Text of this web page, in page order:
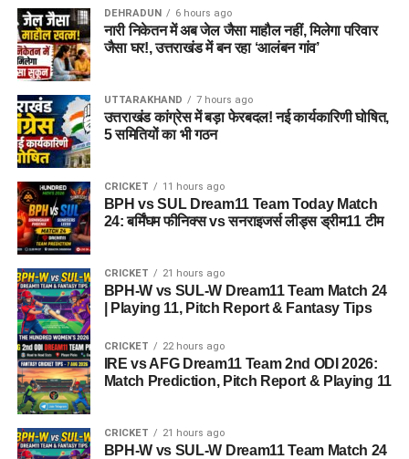
DEHRADUN 6 hours ago
नारी निकेतन में अब जेल जैसा माहौल नहीं, मिलेगा परिवार
जैसा घर!, उत्तराखंड में बन रहा ‘आलंबन गांव’
UTTARAKHAND 7 hours ago
उत्तराखंड कांग्रेस में बड़ा फेरबदल! नई कार्यकारिणी घोषित,
5 समितियों का भी गठन
CRICKET 11 hours ago
BPH vs SUL Dream11 Team Today Match
24: बर्मिंघम फीनिक्स vs सनराइजर्स लीड्स ड्रीम11 टीम
CRICKET 21 hours ago
BPH-W vs SUL-W Dream11 Team Match 24
| Playing 11, Pitch Report & Fantasy Tips
CRICKET 22 hours ago
IRE vs AFG Dream11 Team 2nd ODI 2026:
Match Prediction, Pitch Report & Playing 11
CRICKET 21 hours ago
BPH-W vs SUL-W Dream11 Team Match 24